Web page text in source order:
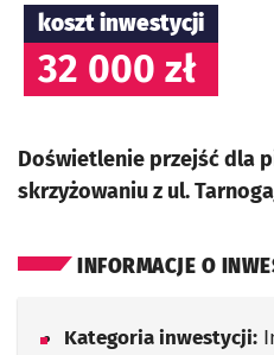
koszt inwestycji
32 000 zł
Doświetlenie przejść dla
skrzyżowaniu z ul.
INFORMACJE O
Kategoria inwestycji: